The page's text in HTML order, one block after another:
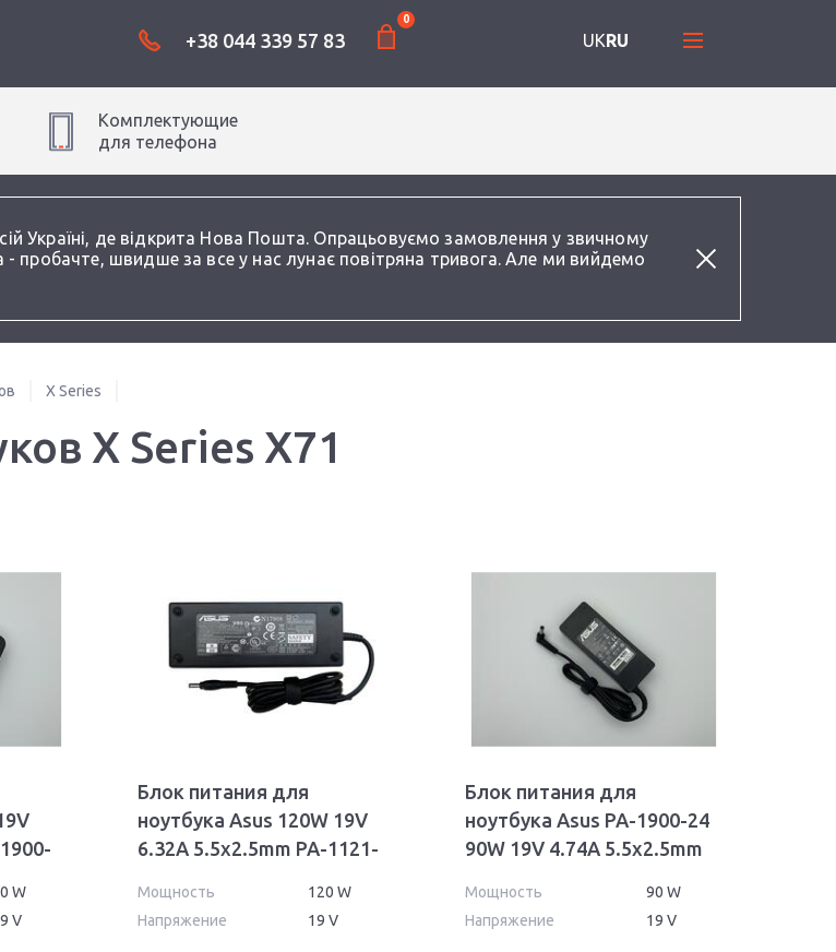
Україні, де відкрита Нова Пошта. Опрацьовуємо замовлення у звичному
пробачте, швидше за все у нас лунає повітряна тривога. Але ми вийдемо
+38 044 339 57 83
0
UKRU
Комплектующие
для телефона
X Series
X Series X71
W
V
Блок питания для
ноутбука Asus 120W 19V
6.32A 5.5x2.5mm PA-1121-
Мощность
120 W
Напряжение
19 V
Блок питания для
ноутбука Asus PA-1900-24
90W 19V 4.74A 5.5x2.5mm
Мощность
90 W
Напряжение
19 V